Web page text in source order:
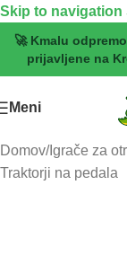
Skip to navigation
🚀 Kmalu
prijavljene na
Meni
Domov/Igrače za
Traktorji na pedala